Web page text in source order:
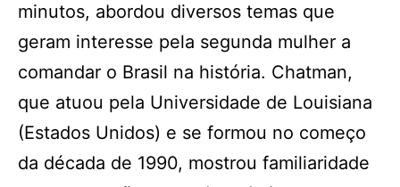
minutos, abordou diversos temas que
geram interesse pela segunda mulher a
comandar o Brasil na história. Chatman,
que atuou pela Universidade de Louisiana
(Estados Unidos) e se formou no começo
da década de 1990, mostrou familiaridade